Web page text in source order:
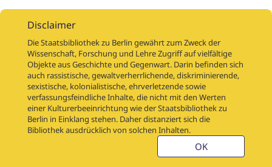
DigitalisierungsaufträgeÜberDigitalisierungsprojekteLinks
DigiworkflowWeitere digitalisierte Bestände
Kontakt
Nutzungsbedingungen
Startseite der SBB
Stabikat
Weitere Kataloge der SBB
Disclaimer
Die Staatsbibliothek zu Berlin gewährt zum Zweck der
Wissenschaft, Forschung und Lehre Zugriff auf vielfältige
Objekte aus Geschichte und Gegenwart. Darin befinden sich
auch rassistische, gewaltverherrlichende, diskriminierende,
sexistische, kolonialistische, ehrverletzende sowie
verfassungsfeindliche Inhalte, die nicht mit den Werten
einer Kulturerbeeinrichtung wie der Staatsbibliothek zu
Berlin in Einklang stehen. Daher distanziert sich die
Bibliothek ausdrücklich von solchen Inhalten.
OK